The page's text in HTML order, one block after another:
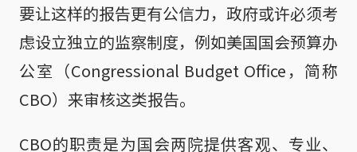
要让这样的报告更有公信力，政府或许必须考
虑设立独立的监察制度，例如美国国会预算办
公室（Congressional Budget Office，简称
CBO）来审核这类报告。
CBO的职责是为国会两院提供客观、专业、